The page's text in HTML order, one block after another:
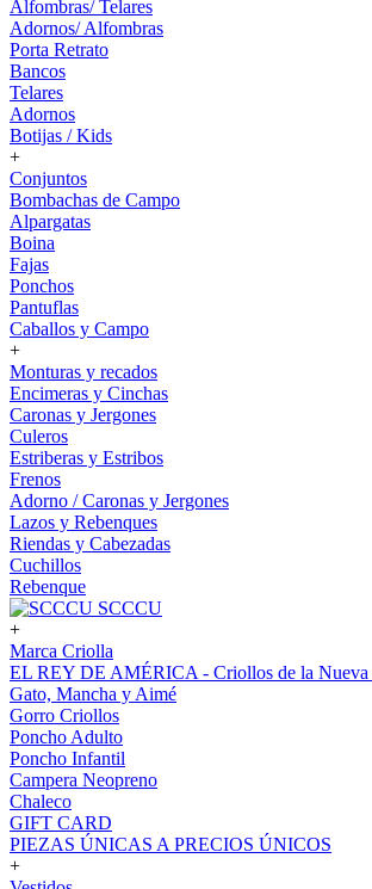
Alfombras/ Telares
Adornos/ Alfombras
Porta Retrato
Bancos
Telares
Adornos
Botijas / Kids
+
Conjuntos
Bombachas de Campo
Alpargatas
Boina
Fajas
Ponchos
Pantuflas
Caballos y Campo
+
Monturas y recados
Encimeras y Cinchas
Caronas y Jergones
Culeros
Estriberas y Estribos
Frenos
Adorno / Caronas y Jergones
Lazos y Rebenques
Riendas y Cabezadas
Cuchillos
Rebenque
SCCCU
+
Marca Criolla
EL REY DE AMÉRICA - Criollos de la Nueva
Gato, Mancha y Aimé
Gorro Criollos
Poncho Adulto
Poncho Infantil
Campera Neopreno
Chaleco
GIFT CARD
PIEZAS ÚNICAS A PRECIOS ÚNICOS
+